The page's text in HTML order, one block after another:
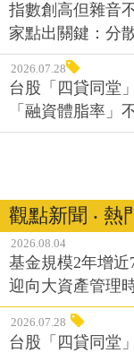
指數創高但雜音
家點出關鍵：分
2026.07.28
台股「四貸同堂
「融資體脂率」
觀點新聞 ‧ 熱
2026.08.04
基金規模2年增
迎向大資產管理
2026.07.28
台股「四貸同堂